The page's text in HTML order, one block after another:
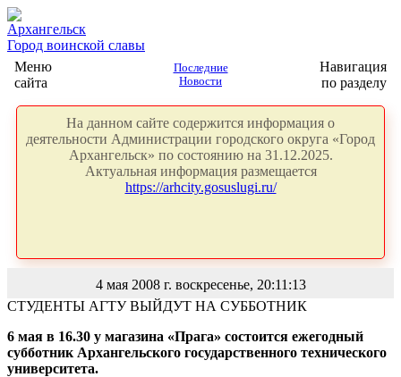
Архангельск
Город воинской славы
Меню
сайта
Последние
Новости
Навигация
по разделу
На данном сайте содержится информация о
деятельности Администрации городского округа «Город
Архангельск» по состоянию на 31.12.2025.
Актуальная информация размещается
https://arhcity.gosuslugi.ru/
4 мая 2008 г. воскресенье, 20:11:13
СТУДЕНТЫ АГТУ ВЫЙДУТ НА СУББОТНИК
6 мая в 16.30 у магазина «Прага» состоится ежегодный
субботник Архангельского государственного технического
университета.